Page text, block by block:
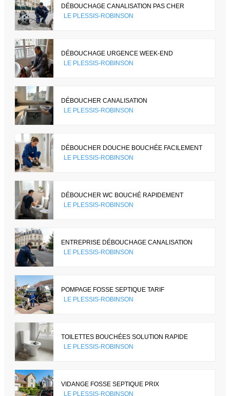
DÉBOUCHAGE CANALISATION PAS CHER
LE PLESSIS-ROBINSON
DÉBOUCHAGE URGENCE WEEK-END
LE PLESSIS-ROBINSON
DÉBOUCHER CANALISATION
LE PLESSIS-ROBINSON
DÉBOUCHER DOUCHE BOUCHÉE FACILEMENT
LE PLESSIS-ROBINSON
DÉBOUCHER WC BOUCHÉ RAPIDEMENT
LE PLESSIS-ROBINSON
ENTREPRISE DÉBOUCHAGE CANALISATION
LE PLESSIS-ROBINSON
POMPAGE FOSSE SEPTIQUE TARIF
LE PLESSIS-ROBINSON
TOILETTES BOUCHÉES SOLUTION RAPIDE
LE PLESSIS-ROBINSON
VIDANGE FOSSE SEPTIQUE PRIX
LE PLESSIS-ROBINSON